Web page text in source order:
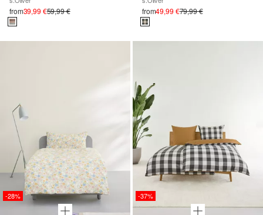
from39,99 €59,99 € from49,99 €79,99 €
-28% -37%